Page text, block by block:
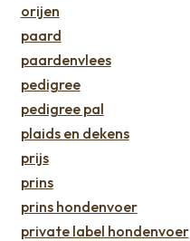
orijen
paard
paardenvlees
pedigree
pedigree pal
plaids en dekens
prijs
prins
prins hondenvoer
private label hondenvoer